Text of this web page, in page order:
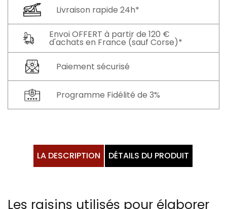
Livraison rapide 24h*
Envoi OFFERT à partir de 120 €
d'achats en France (sauf Corse)*
Paiement sécurisé
Programme Fidélité de 3%
LA DESCRIPTION DÉTAILS DU PRODUIT
Les raisins utilisés pour élaborer